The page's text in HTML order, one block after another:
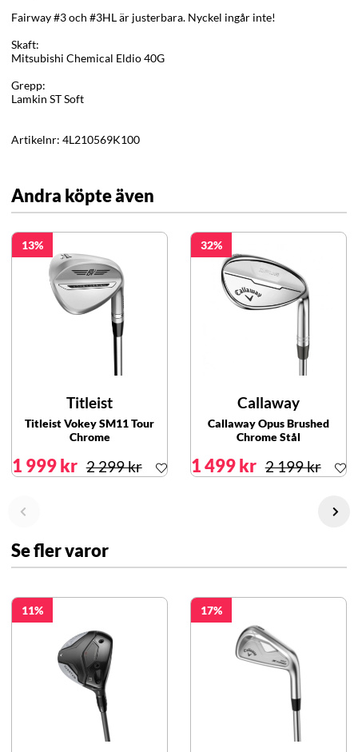
Fairway #3 och #3HL är justerbara. Nyckel ingår inte!
Skaft:
Mitsubishi Chemical Eldio 40G
Grepp:
Lamkin ST Soft
Artikelnr: 4L210569K100
Andra köpte även
13
Titleist
Titleist Vokey SM11 Tour
Chrome
1 999 kr 2 299 kr
32
Callaway
Callaway Opus Brushed
Chrome Stål
1 499 kr 2 199 kr
Se fler varor
11 17